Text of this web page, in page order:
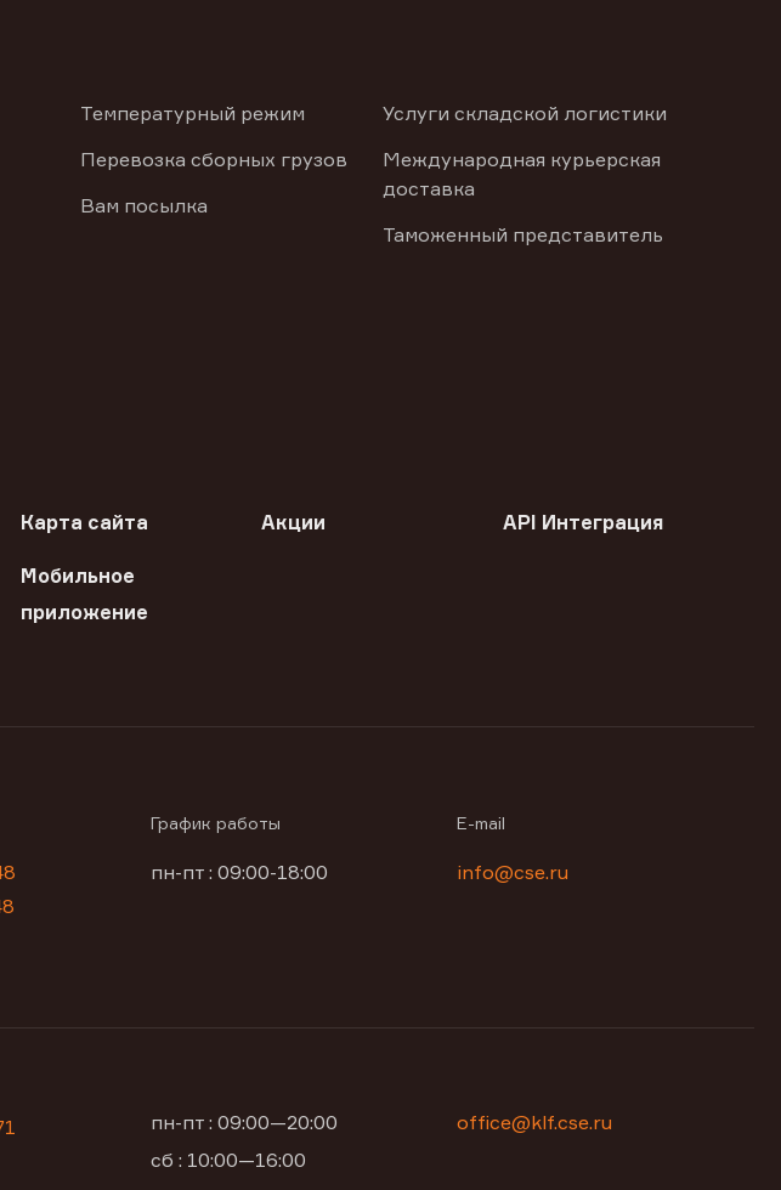
Температурный режим
Перевозка сборных грузов
Вам посылка
Услуги складской логистики
Международная курьерская
доставка
Таможенный представитель
Карта сайта Акции API Интеграция
Мобильное
приложение
График работы
пн-пт : 09:00-18:00
E-mail
info@cse.ru
пн-пт : 09:00—20:00
сб : 10:00—16:00
office@klf.cse.ru